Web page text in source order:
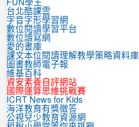
FUN學王
台北酷課雲
字音字形學習網
數位閱讀學習平台
數位讀寫網
愛的書庫
課文本位閱讀理解教學策略資料庫
圖書教師電子報
維基百科
資安素養自評網站
國際運算思維挑戰賽
ICRT News for Kids
海洋教育有獎徵答
公視兒少教育資源網